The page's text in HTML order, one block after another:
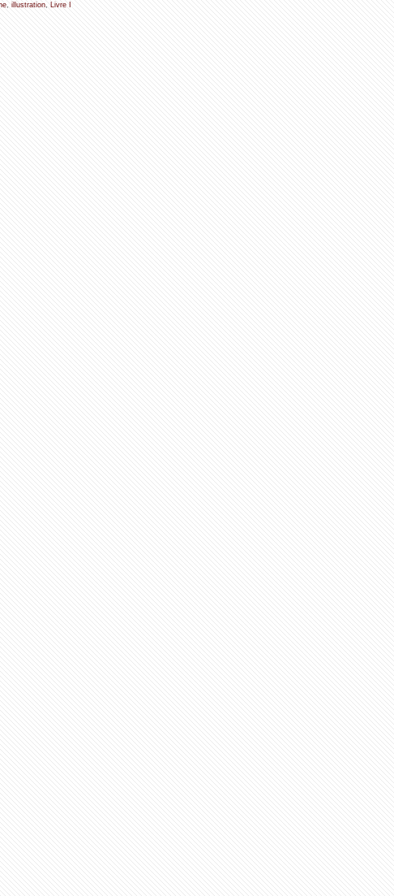
, illustration, Livre I